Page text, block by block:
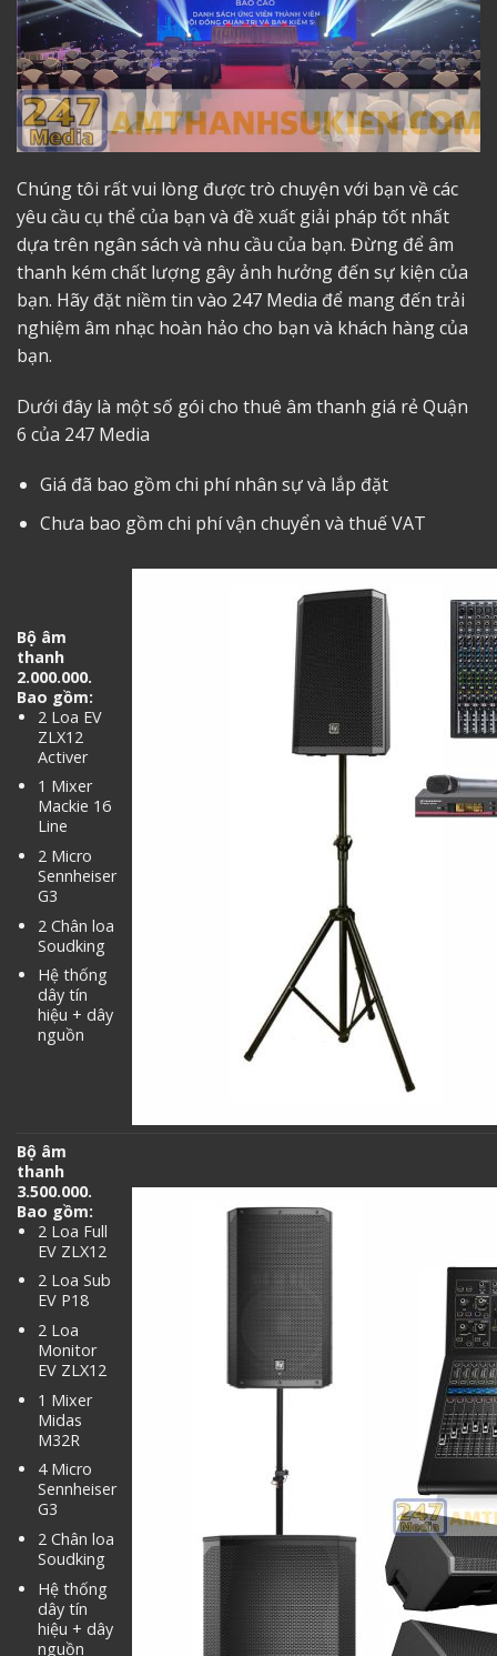
Chúng tôi rất vui lòng được trò chuyện với bạn về các
yêu cầu cụ thể của bạn và đề xuất giải pháp tốt nhất
dựa trên ngân sách và nhu cầu của bạn. Đừng để âm
thanh kém chất lượng gây ảnh hưởng đến sự kiện của
bạn. Hãy đặt niềm tin vào 247 Media để mang đến trải
nghiệm âm nhạc hoàn hảo cho bạn và khách hàng của
bạn.
Dưới đây là một số gói cho thuê âm thanh giá rẻ Quận
6 của 247 Media
Giá đã bao gồm chi phí nhân sự và lắp đặt
Chưa bao gồm chi phí vận chuyển và thuế VAT
Bộ âm
thanh
2.000.000.
Bao gồm:
2 Loa EV
ZLX12
Activer
1 Mixer
Mackie 16
Line
2 Micro
Sennheiser
G3
2 Chân loa
Soudking
Hệ thống
dây tín
hiệu + dây
nguồn
Bộ âm
thanh
3.500.000.
Bao gồm:
2 Loa Full
EV ZLX12
2 Loa Sub
EV P18
2 Loa
Monitor
EV ZLX12
1 Mixer
Midas
M32R
4 Micro
Sennheiser
G3
2 Chân loa
Soudking
Hệ thống
dây tín
hiệu + dây
nguồn